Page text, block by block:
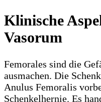
Klinische
Vasorum
Femorales sind die
ausmachen. Die
Anulus Femoralis
Schenkelhernie. Es